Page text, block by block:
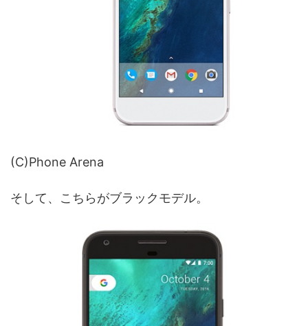
(C)Phone Arena
そして、こちらがブラックモデル。